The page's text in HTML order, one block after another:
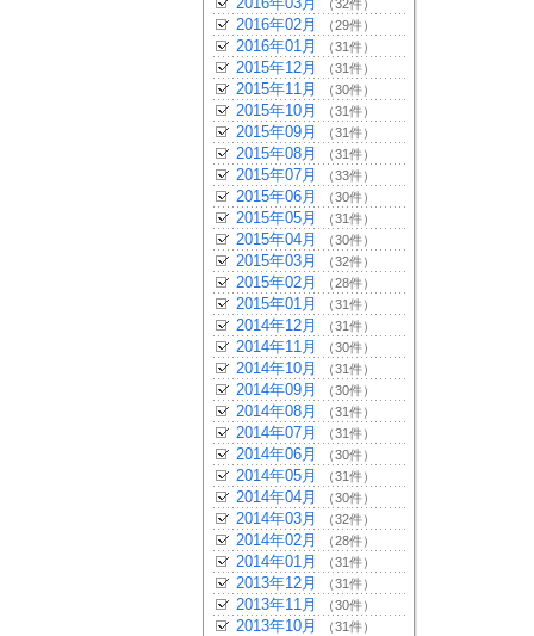
（32件）
2016年02月 （29件）
2016年01月 （31件）
2015年12月 （31件）
2015年11月 （30件）
2015年10月 （31件）
2015年09月 （31件）
2015年08月 （31件）
2015年07月 （33件）
2015年06月 （30件）
2015年05月 （31件）
2015年04月 （30件）
2015年03月 （32件）
2015年02月 （28件）
2015年01月 （31件）
2014年12月 （31件）
2014年11月 （30件）
2014年10月 （31件）
2014年09月 （30件）
2014年08月 （31件）
2014年07月 （31件）
2014年06月 （30件）
2014年05月 （31件）
2014年04月 （30件）
2014年03月 （32件）
2014年02月 （28件）
2014年01月 （31件）
2013年12月 （31件）
2013年11月 （30件）
2013年10月 （31件）